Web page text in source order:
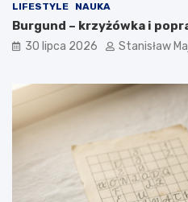
LIFESTYLE NAUKA
Burgund – krzyżówka i
30 lipca 2026 Stanisław